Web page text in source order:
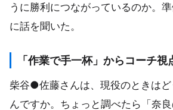
うに勝利につながっているのか。
に話を聞いた。
「作業で手一杯」からコーチ視
柴谷●佐藤さんは、現役のときは
んですか。ちょっと調べたら「奈